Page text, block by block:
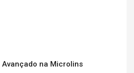
Avançado na Microlins